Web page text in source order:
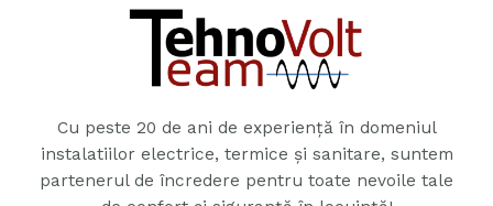
Cu peste 20 de ani de experiență în domeniul
instalatiilor electrice, termice și sanitare, suntem
partenerul de încredere pentru toate nevoile tale